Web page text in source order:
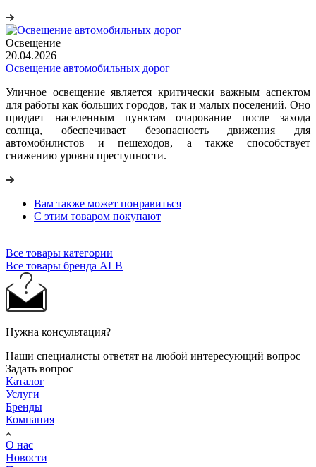
Освещение —
20.04.2026
Освещение автомобильных дорог
Уличное освещение является критически важным аспектом
для работы как больших городов, так и малых поселений. Оно
придает населенным пунктам очарование после захода
солнца, обеспечивает безопасность движения для
автомобилистов и пешеходов, а также способствует
снижению уровня преступности.
Вам также может понравиться
С этим товаром покупают
Все товары категории
Все товары бренда ALB
Нужна консультация?
Наши специалисты ответят на любой интересующий вопрос
Задать вопрос
Каталог
Услуги
Бренды
Компания
О нас
Новости